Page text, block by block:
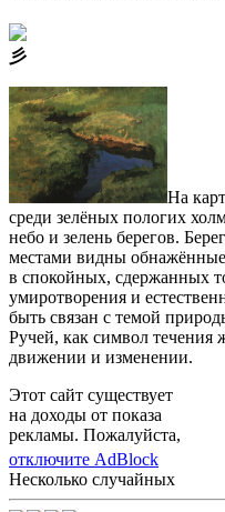
⼺
На
среди зелёных пологих
небо и зелень берегов.
местами видны
в спокойных, сдержанных
умиротворения и
быть связан с темой
Ручей, как символ течения
движении и изменении.
Этот сайт существует
на доходы от показа
рекламы. Пожалуйста,
отключите AdBlock
Несколько случайных